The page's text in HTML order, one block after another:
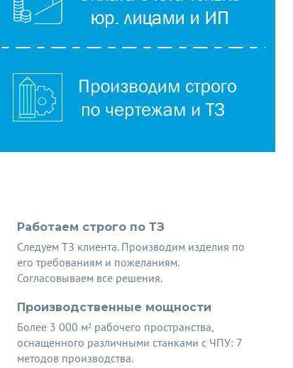
Работаем строго по ТЗ
Следуем ТЗ клиента. Производим изделия по
его требованиям и пожеланиям.
Согласовываем все решения.
Производственные мощности
Более 3 000 м² рабочего пространства,
оснащенного различными станками с ЧПУ: 7
методов производства.